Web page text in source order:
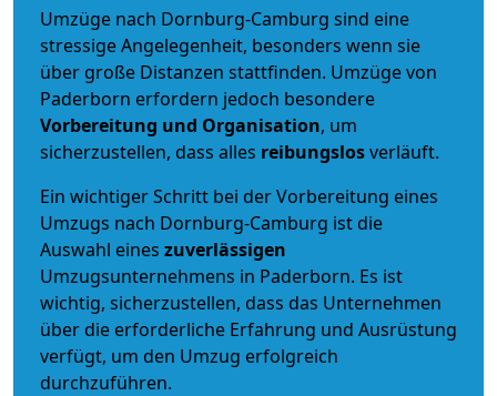
Umzüge nach Dornburg-Camburg sind eine
stressige Angelegenheit, besonders wenn sie
über große Distanzen stattfinden. Umzüge von
Paderborn erfordern jedoch besondere
Vorbereitung und Organisation, um
sicherzustellen, dass alles reibungslosverläuft.
Ein wichtiger Schritt bei der Vorbereitung eines
Umzugs nach Dornburg-Camburg ist die
Auswahl eines zuverlässigen
Umzugsunternehmens in Paderborn. Es ist
wichtig, sicherzustellen, dass das Unternehmen
über die erforderliche Erfahrung und Ausrüstung
verfügt, um den Umzug erfolgreich
durchzuführen.